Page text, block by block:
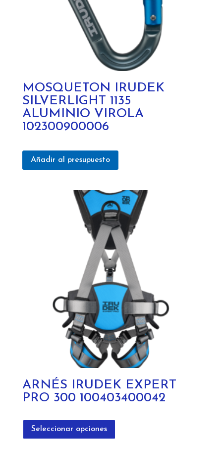
MOSQUETON IRUDEK
SILVERLIGHT 1135
ALUMINIO VIROLA
102300900006
Añadir al presupuesto
ARNÉS IRUDEK EXPERT
PRO 300 100403400042
Seleccionar opciones